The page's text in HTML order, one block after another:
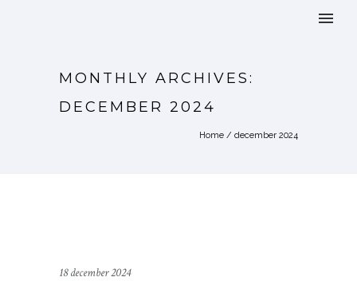
MONTHLY ARCHIVES:
DECEMBER 2024
Home / december 2024
18 december 2024